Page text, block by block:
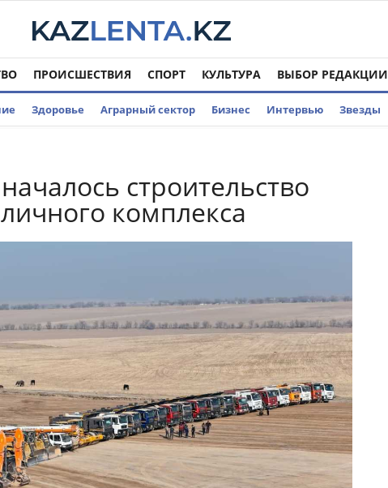
ПРОИСШЕСТВИЯ СПОРТ КУЛЬТУРА ВЫБОР РЕДАКЦИИ
Здоровье Аграрный сектор Бизнес Интервью Звезды
строительство
комплекса